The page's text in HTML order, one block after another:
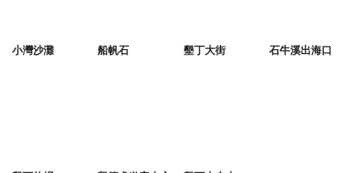
小灣沙灘 船帆石 墾丁大街 石牛溪出海口